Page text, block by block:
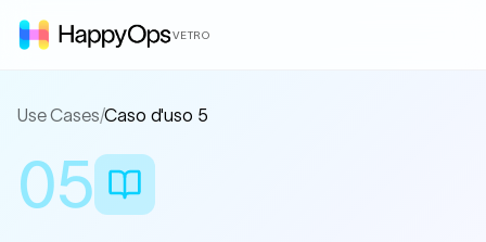
VETRO
Use Cases/Caso d'uso 5
05